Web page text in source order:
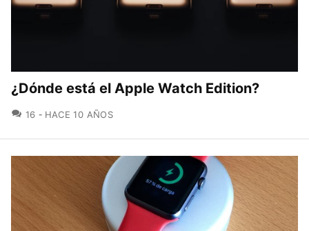
¿Dónde está el Apple Watch Edition?
16 COMENTARIOS
HACE 10 AÑOS